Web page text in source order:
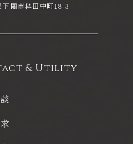
関市稗田中町18-3
& Utility